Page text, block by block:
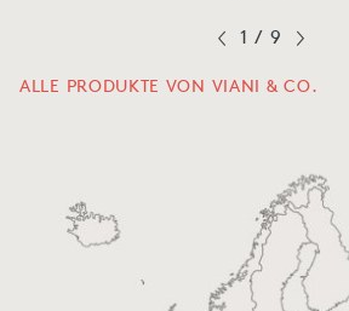
1 / 9
ALLE PRODUKTE VON VIANI & CO.